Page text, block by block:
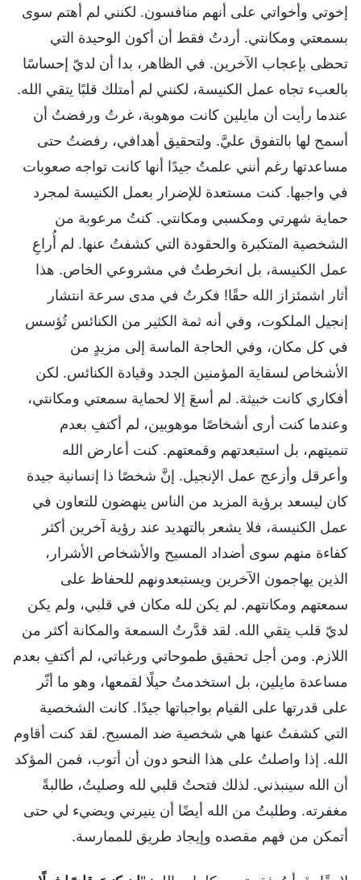
إخوتي وأخواتي على أنهم منافسون. لكنني لم أهتم سوى
بسمعتي ومكانتي. أردتُ فقط أن أكون الوحيدة التي
تحظى بإعجاب الآخرين. في الظاهر، بدا أن لديّ إحساسًا
بالعبء تجاه عمل الكنيسة، لكنني لم أمتلك قلبًا يتقي الله.
عندما رأيت أن مايلين كانت موهوبة، غرتُ ورفضتُ أن
أسمح لها بالتفوق عليَّ. ولتحقيق أهدافي، رفضتُ حتى
مساعدتها رغم أنني علمتُ جيدًا أنها كانت تواجه صعوبات
في واجبها. كنت مستعدة للإضرار بعمل الكنيسة لمجرد
حماية شهرتي ومكسبي ومكانتي. كنتُ مرعوبة من
الشخصية المتكبرة والحقودة التي كشفتُ عنها. لم أُراعِ
عمل الكنيسة، بل انخرطتُ في مشروعي الخاص. هذا
أثار اشمئزاز الله حقًا! فكرتُ في مدى سرعة انتشار
إنجيل الملكوت، وفي أنه ثمة الكثير من الكنائس تُؤسس
في كل مكان، وفي الحاجة الماسة إلى مزيدٍ من
الأشخاص لسقاية المؤمنين الجدد وقيادة الكنائس. لكن
أفكاري كانت خبيثة. لم أسعَ إلا لحماية سمعتي ومكانتي،
وعندما كنت أرى أشخاصًا موهوبين، لم أكتفِ بعدم
تنميتهم، بل استبعدتهم وقمعتهم. كنت أعارض الله
وأعرقل وأزعج عمل الإنجيل. إنَّ شخصًا ذا إنسانية جيدة
كان ليسعد برؤية المزيد من الناس ينهضون للتعاون في
عمل الكنيسة، فلا يشعر بالتهديد عند رؤية آخرين أكثر
كفاءة منهم سوى أضداد المسيح والأشخاص الأشرار،
الذين يهاجمون الآخرين ويستبعدونهم للحفاظ على
سمعتهم ومكانتهم. لم يكن لله مكان في قلبي، ولم يكن
لديّ قلب يتقي الله. لقد قدَّرتُ السمعة والمكانة أكثر من
اللازم. ومن أجل تحقيق طموحاتي ورغباتي، لم أكتفِ بعدم
مساعدة مايلين، بل استخدمتُ حيلًا لقمعها، وهو ما أثّر
على قدرتها على القيام بواجباتها جيدًا. كانت الشخصية
التي كشفتُ عنها هي شخصية ضد المسيح. لقد كنت أقاوم
الله. إذا واصلتُ على هذا النحو دون أن أتوب، فمن المؤكد
أن الله سينبذني. لذلك فتحتُ قلبي لله وصليتُ، طالبةً
مغفرته. وطلبتُ من الله أيضًا أن ينيرني ويضيء لي حتى
أتمكن من فهم مقصده وإيجاد طريق للممارسة.